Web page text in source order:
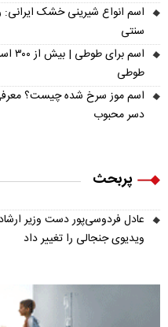
اسم انواع شیرینی خشک ایرانی:
سنتی
طوطی
اسم موز سرخ شده چیست؟ معرفی
دسر محبوب
پربحث
عادل فردوسی‌پور دست وزیر
ویدیوی جنجالی را تغییر داد